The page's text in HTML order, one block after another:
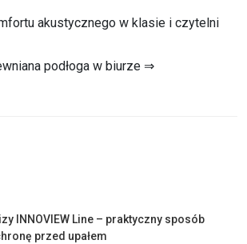
akustycznego w klasie i czytelni
podłoga w biurze ⇒
INNOVIEW Line – praktyczny sposób
przed upałem